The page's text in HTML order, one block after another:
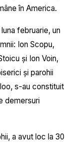
în America.
februarie, un
Ion Scopu,
și Ion Voin,
și parohii
s-au constituit
demersuri
a avut loc la 30